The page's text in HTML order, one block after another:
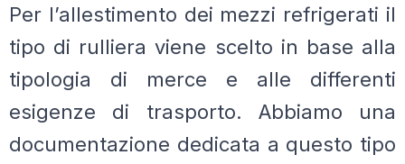
Per l’allestimento dei mezzi refrigerati il
tipo di rulliera viene scelto in base alla
tipologia di merce e alle differenti
esigenze di trasporto.
Abbiamo una
documentazione dedicata a questo tipo